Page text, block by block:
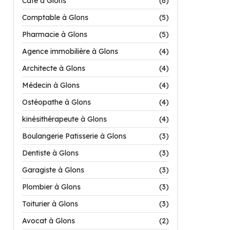
Comptable à Glons
(5)
Pharmacie à Glons
(5)
Agence immobilière à Glons
(4)
Architecte à Glons
(4)
Médecin à Glons
(4)
Ostéopathe à Glons
(4)
kinésithérapeute à Glons
(4)
Boulangerie Patisserie à Glons
(3)
Dentiste à Glons
(3)
Garagiste à Glons
(3)
Plombier à Glons
(3)
Toiturier à Glons
(3)
Avocat à Glons
(2)